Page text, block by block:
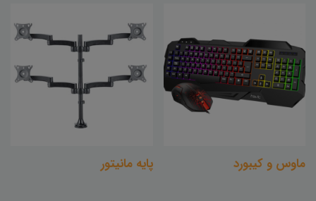
ماوس و کیبورد پایه مانیتور